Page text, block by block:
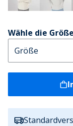
Wähle die Größe